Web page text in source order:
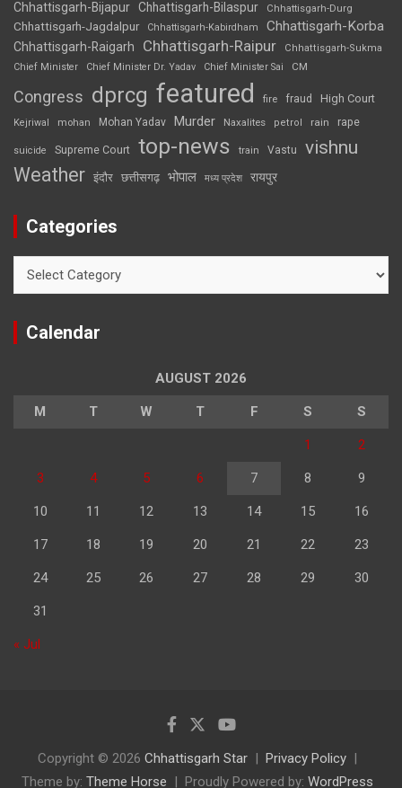
Chhattisgarh-Bijapur Chhattisgarh-Bilaspur Chhattisgarh-Durg
Chhattisgarh-Jagdalpur Chhattisgarh-Kabirdham Chhattisgarh-Korba
Chhattisgarh-Raigarh Chhattisgarh-Raipur
Chhattisgarh-Sukma
Chief Minister
Chief Minister Dr. Yadav Chief Minister Sai CM
Congress dprcg featured fire fraud High Court
Kejriwal mohan Mohan Yadav Murder Naxalites petrol rain rape
suicide Supreme Court top-news train Vastu vishnu
Weather इंदौर छत्तीसगढ़ भोपाल मध्य प्रदेश रायपुर
Categories
Calendar
AUGUST 2026
M T W T F S S
1 2
3 4 5 6 7 8 9
10 11 12 13 14 15 16
17 18 19 20 21 22 23
24 25 26 27 28 29 30
31
« Jul
Copyright © 2026 Chhattisgarh Star
Privacy Policy
Theme by: Theme Horse Proudly Powered by: WordPress